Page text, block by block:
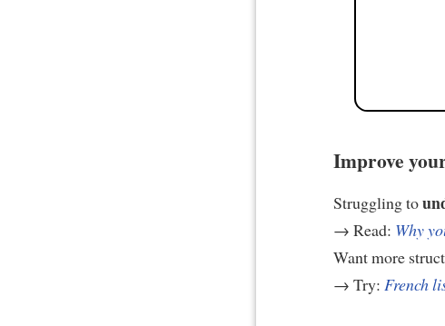
Improve
Struggling to
→ Read: Why
Want more
→ Try: French